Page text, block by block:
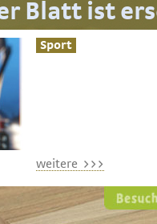
Blatt ist
Sport
weitere >>>